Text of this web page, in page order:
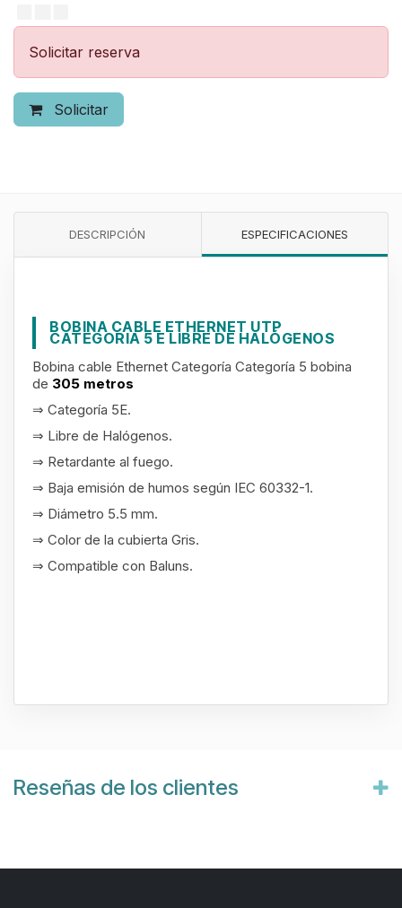
Solicitar reserva
Solicitar
DESCRIPCIÓN ESPECIFICACIONES
BOBINA CABLE ETHERNET UTP
CATEGORIA 5 E LIBRE DE HALÓGENOS
Bobina cable Ethernet Categoría Categoría 5 bobina
de 305 metros
⇒ Categoría 5E.
⇒ Libre de Halógenos.
⇒ Retardante al fuego.
⇒ Baja emisión de humos según IEC 60332-1.
⇒ Diámetro 5.5 mm.
⇒ Color de la cubierta Gris.
⇒ Compatible con Baluns.
Reseñas de los clientes